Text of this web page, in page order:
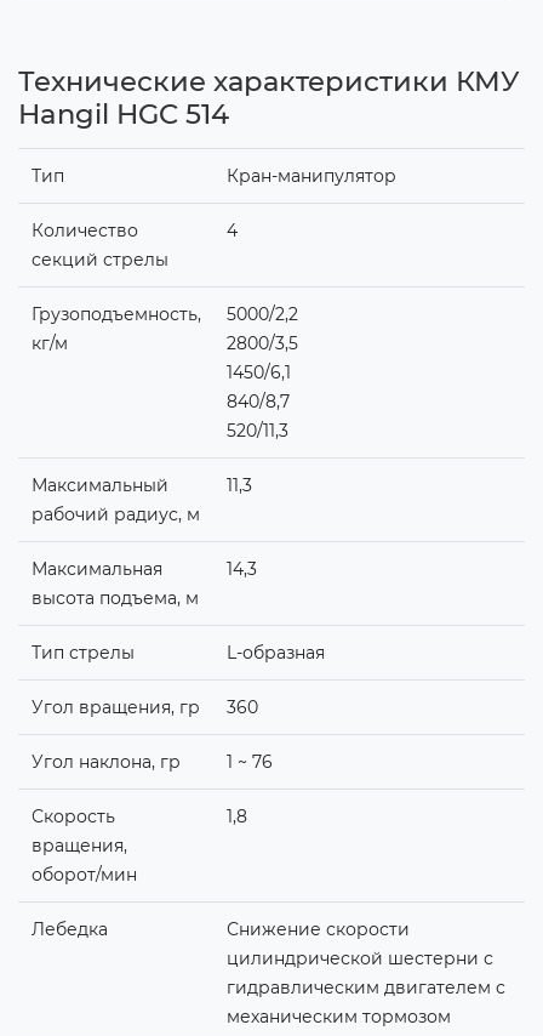
Технические характеристики КМУ
Hangil HGC 514
Тип Кран-манипулятор
Количество
секций стрелы
4
Грузоподъемность,
кг/м
5000/2,2
2800/3,5
1450/6,1
840/8,7
520/11,3
Максимальный
рабочий радиус, м
11,3
Максимальная
высота подъема, м
14,3
Тип стрелы L-образная
Угол вращения, гр 360
Угол наклона, гр 1 ~ 76
Скорость
вращения,
оборот/мин
1,8
Лебедка
Снижение скорости
цилиндрической шестерни с
гидравлическим двигателем с
механическим тормозом